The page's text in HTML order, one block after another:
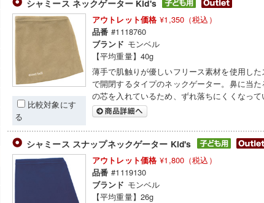
シャミース ネックゲーター Kid's
比較対象にす
る
アウトレット価格 ¥1,350（税込）
品番 #1118760
ブランド モンベル
【平均重量】40g
薄手で肌触りが優しいフリース素材を使用し
で開閉するタイプのネックゲーター。鼻に当
の芯を入れているため、ずれ落ちにくくなって
シャミース スナップネックゲーター Kid's
アウトレット価格 ¥1,800（税込）
品番 #1119130
ブランド モンベル
【平均重量】26g